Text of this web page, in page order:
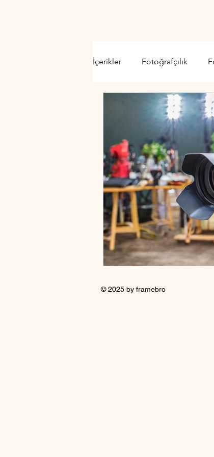
İçerikler Fotoğrafçılık
Video Kamera Lens
© 2025 by framebro